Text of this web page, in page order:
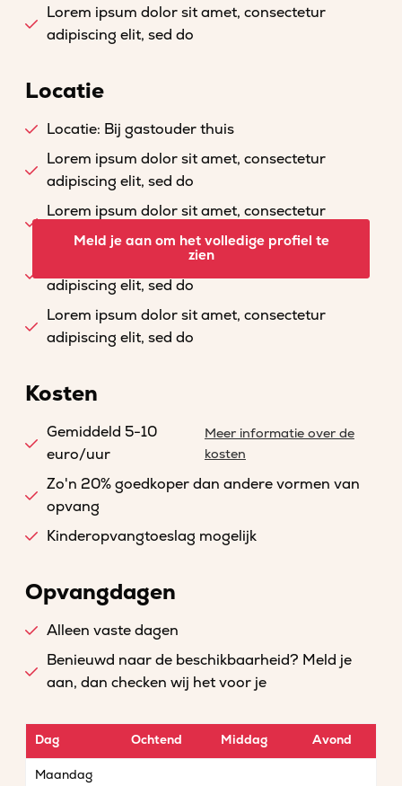
Lorem ipsum dolor sit amet, consectetur
adipiscing elit, sed do
Locatie
Locatie: Bij gastouder thuis
Lorem ipsum dolor sit amet, consectetur
adipiscing elit, sed do
Lorem ipsum dolor sit amet, consectetur
adipiscing elit, sed do
Lorem ipsum dolor sit amet, consectetur
adipiscing elit, sed do
Lorem ipsum dolor sit amet, consectetur
adipiscing elit, sed do
Meld je aan om het volledige profiel te
zien
Kosten
Gemiddeld 5-10
euro/uur
Meer informatie over de
kosten
Zo'n 20% goedkoper dan andere vormen van
opvang
Kinderopvangtoeslag mogelijk
Opvangdagen
Alleen vaste dagen
Benieuwd naar de beschikbaarheid? Meld je
aan, dan checken wij het voor je
Dag Ochtend Middag Avond
Maandag